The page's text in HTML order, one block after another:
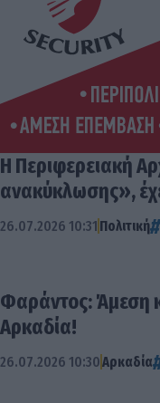
Η Περιφερειακή
ανακύκλωσης»,
26.07.2026 10:31 Πολιτική
Φαράντος: Άμεση
Αρκαδία!
26.07.2026 10:30Αρκαδία